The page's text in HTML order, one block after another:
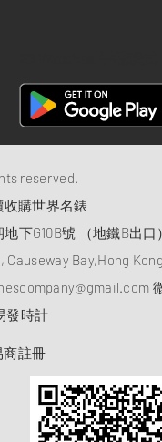
reserved.
收購世界名錶
下G10B號 （地鐵B出口）
Bay,Hong Kong
發時計
商註冊